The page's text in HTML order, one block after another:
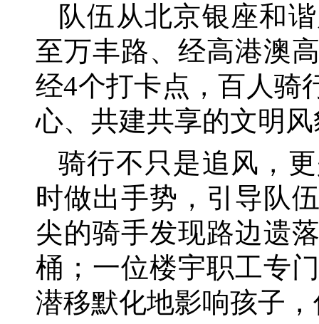
队伍从北京银座和
至万丰路、经高港澳
经4个打卡点，百人骑
心、共建共享的文明
骑行不只是追风，
时做出手势，引导队
尖的骑手发现路边遗
桶；一位楼宇职工专
潜移默化地影响孩子